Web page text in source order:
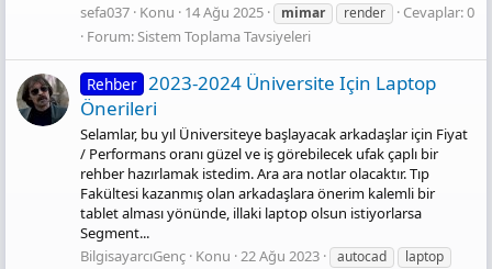
sefa037 Konu 14 Ağu 2025 mimar render
Cevaplar: 0
Forum:Sistem Toplama Tavsiyeleri
Rehber 2023-2024 Üniversite Için Laptop
Önerileri
Selamlar, bu yıl Üniversiteye başlayacak arkadaşlar için Fiyat
/ Performans oranı güzel ve iş görebilecek ufak çaplı bir
rehber hazırlamak istedim. Ara ara notlar olacaktır. Tıp
Fakültesi kazanmış olan arkadaşlara önerim kalemli bir
tablet alması yönünde, illaki laptop olsun istiyorlarsa
Segment...
BilgisayarcıGenç Konu 22 Ağu 2023 autocad
laptop